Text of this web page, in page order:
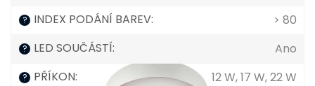
? INDEX PODÁNÍ BAREV: > 80
? LED SOUČÁSTÍ: Ano
? PŘÍKON: 12 W, 17 W, 22 W